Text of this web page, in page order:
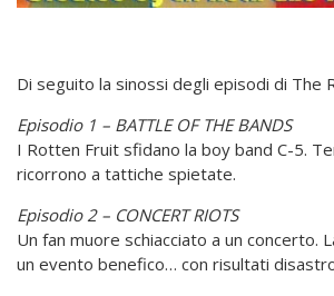
Di seguito la sinossi degli episodi di The
Episodio 1 – BATTLE OF THE BANDS
I Rotten Fruit sfidano la boy band C-5.
ricorrono a tattiche spietate.
Episodio 2 – CONCERT RIOTS
Un fan muore schiacciato a un concerto.
un evento benefico… con risultati